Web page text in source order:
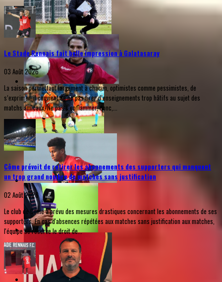
Le Stade Rennais fait belle impression à Galatasaray
03 Août 2026
La saison permettant largement à chacun, optimistes comme pessimistes, de
s’exprimer, il convient de ne pas tirer d’enseignements trop hâtifs au sujet des
matchs amicaux. Ne pas s’enflammer, donc,...
Côme prévoit de retirer les abonnements des supporters qui manquent
un trop grand nombre de matches sans justification
02 Août 2026
Le club de Côme a prévu des mesures drastiques concernant les abonnements de ses
supporters. En cas d'absences répétées aux matches sans justification aux matches,
l'équipe se réserve le droit de...